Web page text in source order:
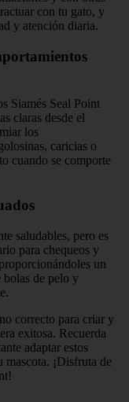
con tu gato, y
y atención diaria.
Siamés Seal Point
claras desde el
los
caricias o
cuando se comporte
saludables, pero es
para chequeos y
un
de pelo y
correcto para criar y
exitosa. Recuerda
adaptar estos
mascota. ¡Disfruta de